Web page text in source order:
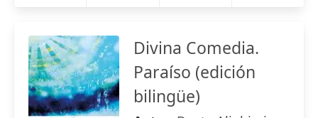
Divina Comedia.
Paraíso (edición
bilingüe)